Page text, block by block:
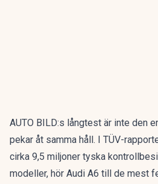
AUTO BILD:s långtest är inte den
pekar åt samma håll. I TÜV-
cirka 9,5 miljoner tyska
modeller, hör Audi A6 till de mest